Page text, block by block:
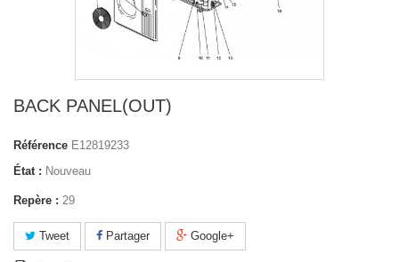
BACK PANEL(OUT)
Référence E12819233
État : Nouveau
Repère : 29
Tweet Partager Google+